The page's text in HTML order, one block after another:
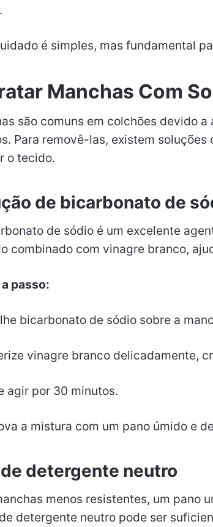
é simples, mas fundamental
Manchas Com
são comuns em colchões devido
Para removê-las, existem
o tecido.
de bicarbonato de
de sódio é um excelente
combinado com vinagre branco,
passo:
bicarbonato de sódio sobre a
vinagre branco delicadamente,
agir por 30 minutos.
a mistura com um pano úmido e
detergente neutro
menos resistentes, um pano
detergente neutro pode ser